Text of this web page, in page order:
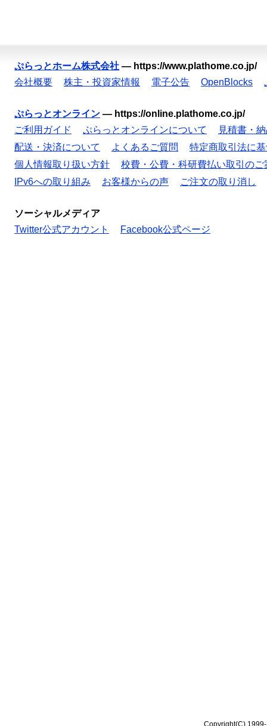
ぷらっとホーム株式会社 — https://www.plathome.co.jp/
会社概要
株主・投資家情報 電子公告 OpenBlocks
ぷらっとオンライン — https://online.plathome.co.jp/
ご利用ガイド
ぷらっとオンラインについて
見積書・
配送・決済について
よくあるご質問
特定商取引法に
個人情報取り扱い方針
校費・公費・科研費払い取引のご
IPv6への取り組み
お客様からの声 ご注文の取り消し
ソーシャルメディア
Twitter公式アカウント
Facebook公式ページ
Copyright(C)